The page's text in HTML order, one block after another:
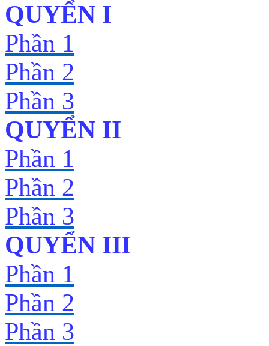
QUYỂN I
Phần 1
Phần 2
Phần 3
QUYỂN II
Phần 1
Phần 2
Phần 3
QUYỂN III
Phần 1
Phần 2
Phần 3